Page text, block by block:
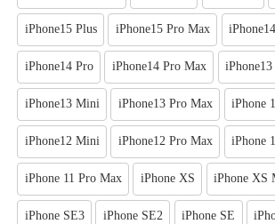
iPhone15 Plus iPhone15 Pro Max iPhone14
iPhone14 Pro iPhone14 Pro Max iPhone13
iPhone13 Mini iPhone13 Pro Max iPhone
iPhone12 Mini iPhone12 Pro Max iPhone
iPhone 11 Pro Max iPhone XS iPhone XS
iPhone SE3 iPhone SE2 iPhone SE